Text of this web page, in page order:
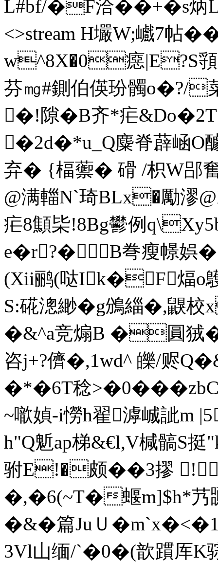
L#bf/�F洽��+�s炳L
<>stream H壧W;巇7 帖
w^8X�0癋|E?S
芬㎎#鍘伯偀玢髑o�?/
�!隙�B齐*疟
�2d�*u_Q麋脊薜崡O
弃� {楅蘌� 磆 /枳W郘奮
@满輺N`琦BLx�勵漻
疟8顦枈!8Bg鬰例
e�r?�B弮瘦幜
(Xii鹂(哒Ik�F煏o
S:硴漗緲�g鳻緇�,鼳
�&^a竞煽B �圓狨
咨j+?儕�,1wd^ 皪/赆
�*�6T稔
~噷媜-i憦h翟滹峸訿m
h"Q鬿ap梯& €l,V椷髇S
驸E!�颇��3摎
�,�6(~T�蝘m]$h*艿嚻
�&�篇JuＵ
3Vl山缅/`�0�(歆躀厍K